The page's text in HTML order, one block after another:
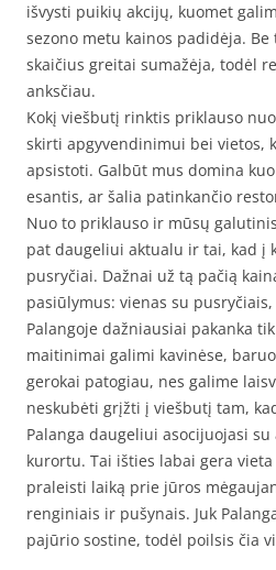
išvysti puikių akcijų, kuomet
sezono metu kainos padidėja.
skaičius greitai sumažėja, todėl
anksčiau.
Kokį viešbutį rinktis priklauso
skirti apgyvendinimui bei vietos,
apsistoti. Galbūt mus domina
esantis, ar šalia patinkančio
Nuo to priklauso ir mūsų
pat daugeliui aktualu ir tai, kad į
pusryčiai. Dažnai už tą pačią
pasiūlymus: vienas su
Palangoje dažniausiai pakanka
maitinimai galimi kavinėse,
gerokai patogiau, nes galime
neskubėti grįžti į viešbutį tam,
Palanga daugeliui asocijuojasi
kurortu. Tai išties labai gera
praleisti laiką prie jūros
renginiais ir pušynais. Juk
pajūrio sostine, todėl poilsis čia